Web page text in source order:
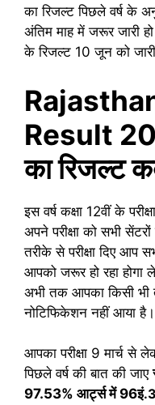
का रिजल्ट पिछले वर्ष के
अंतिम माह में जरूर जारी
के रिजल्ट 10 जून को जारी
Result
का रिजल्ट
इस वर्ष कक्षा 12वीं के
अपने परीक्षा को सभी
तरीके से परीक्षा दिए आप
आपको जरूर हो रहा
अभी तक आपका किसी भी
नोटिफिकेशन नहीं आया है।
आपका परीक्षा 9 मार्च से
पिछले वर्ष की बात की जाए
97.53% आर्ट्स में 96इं